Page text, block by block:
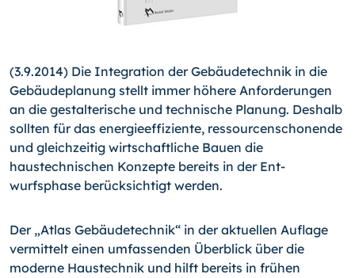
(3.9.2014) Die Integration der Gebäudetechnik in die
Gebäu­deplanung stellt immer höhere Anforderungen
an die gestalte­rische und technische Planung. Deshalb
sollten für das ener­gieeffiziente, ressourcenschonende
und gleichzeitig wirtschaft­liche Bauen die
haustechnischen Konzepte bereits in der Ent­
wurfsphase berücksichtigt werden.
Der „Atlas Gebäudetechnik“ in der aktuellen Auflage
vermit­telt einen umfassenden Überblick über die
moderne Haustech­nik und hilft bereits in frühen